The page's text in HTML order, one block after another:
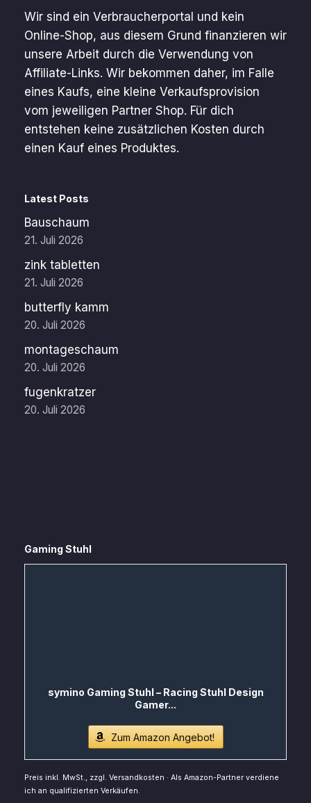
Wir sind ein Verbraucherportal und kein
Online-Shop, aus diesem Grund finanzieren wir
unsere Arbeit durch die Verwendung von
Affiliate-Links. Wir bekommen daher, im Falle
eines Kaufs, eine kleine Verkaufsprovision
vom jeweiligen Partner Shop. Für dich
entstehen keine zusätzlichen Kosten durch
einen Kauf eines Produktes.
Latest Posts
Bauschaum
21. Juli 2026
zink tabletten
21. Juli 2026
butterfly kamm
20. Juli 2026
montageschaum
20. Juli 2026
fugenkratzer
20. Juli 2026
Gaming Stuhl
symino Gaming Stuhl – Racing Stuhl Design
Gamer...
Zum Amazon Angebot!
Preis inkl. MwSt., zzgl. Versandkosten · Als Amazon-Partner verdiene
ich an qualifizierten Verkäufen.